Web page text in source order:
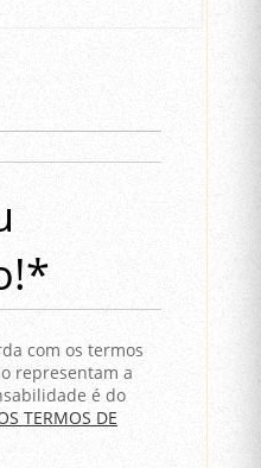
com os termos
representam a
é do
TERMOS DE